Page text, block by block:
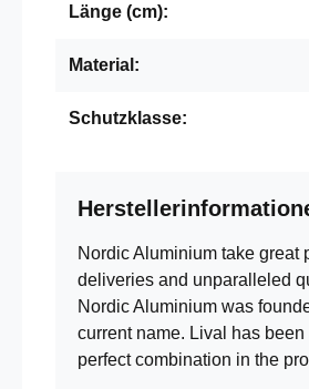
Länge (cm):
Material:
Schutzklasse:
Nordic Aluminium take
deliveries and unparalleled
Nordic Aluminium was
current name. Lival has
perfect combination in the